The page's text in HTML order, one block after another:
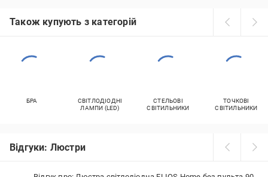
Також купують з категорій
БРА
СВІТЛОДІОДНІ
ЛАМПИ (LED)
СТЕЛЬОВІ
СВІТИЛЬНИКИ
ТОЧКОВІ
СВІТИЛЬНИКИ
Відгуки: Люстри